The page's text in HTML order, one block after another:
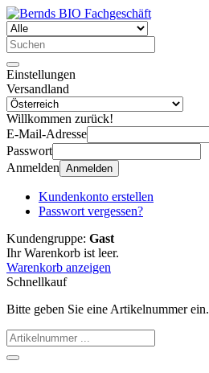
Einstellungen
Versandland
Willkommen zurück!
E-Mail-Adresse
Passwort
Anmelden Anmelden
Kundenkonto erstellen
Passwort vergessen?
Kundengruppe: Gast
Ihr Warenkorb ist leer.
Warenkorb anzeigen
Schnellkauf
Bitte geben Sie eine Artikelnummer ein.